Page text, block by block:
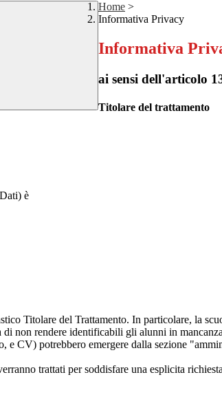
Home >
Informativa Privacy
Informativa
ai sensi dell'articolo
Titolare del trattamento
è
Titolare del Trattamento. In particolare, la
non rendere identificabili gli alunni in
CV) potrebbero emergere dalla sezione
trattati per soddisfare una esplicita